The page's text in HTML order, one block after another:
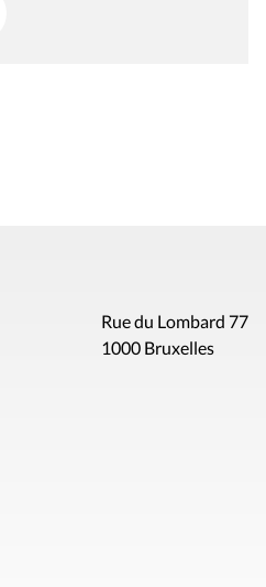
Rue du Lombard 77
1000 Bruxelles